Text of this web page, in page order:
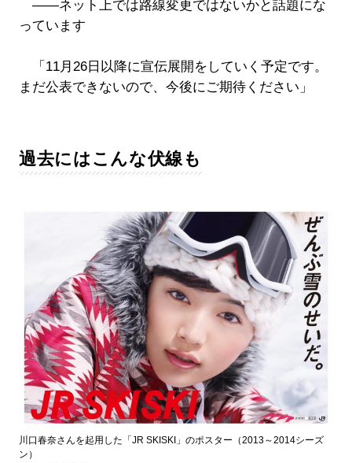
――ネット上では路線変更ではないかと話題にな
っています
「11月26日以降に宣伝展開をしていく予定です。
まだ公表できないので、今後にご期待ください」
過去にはこんな伏線も
川口春奈さんを起用した「JR SKISKI」のポスター（2013～2014シーズ
ン）